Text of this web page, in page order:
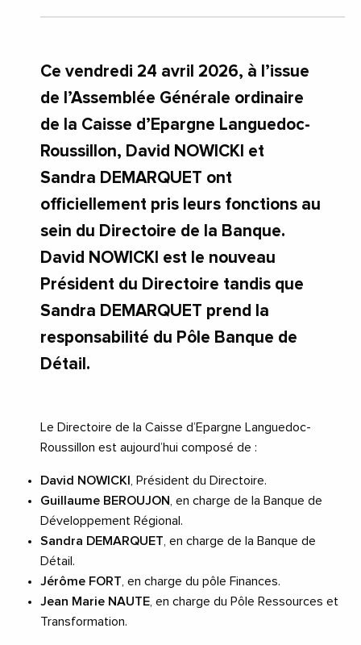
Ce vendredi 24 avril 2026, à l’issue
de l’Assemblée Générale ordinaire
de la Caisse d’Epargne Languedoc-
Roussillon, David NOWICKI et
Sandra DEMARQUET ont
officiellement pris leurs fonctions au
sein du Directoire de la Banque.
David NOWICKI est le nouveau
Président du Directoire tandis que
Sandra DEMARQUET prend la
responsabilité du Pôle Banque de
Détail.
Le Directoire de la Caisse d’Epargne Languedoc-
Roussillon est aujourd’hui composé de :
David NOWICKI
, Président du Directoire.
Guillaume BEROUJON , en charge de la Banque de
Développement Régional.
Sandra DEMARQUET , en charge de la Banque de
Détail.
Jérôme FORT , en charge du pôle Finances.
Jean Marie NAUTE , en charge du Pôle Ressources et
Transformation.